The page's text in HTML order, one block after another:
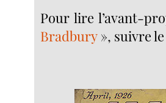
Pour lire l’avant-
Bradbury », suivre